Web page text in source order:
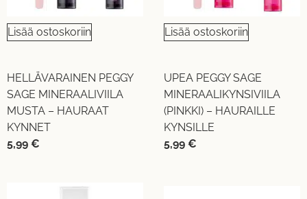
Lisää ostoskoriin
HELLÄVARAINEN PEGGY
SAGE MINERAALIVIILA
MUSTA – HAURAAT
KYNNET
5,99 €
Lisää ostoskoriin
UPEA PEGGY SAGE
MINERAALIKYNSIVIILA
(PINKKI) – HAURAILLE
KYNSILLE
5,99 €